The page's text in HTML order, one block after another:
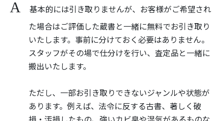
基本的には引き取りませんが、お客様がご希望され
た場合はご評価した蔵書と一緒に無料でお引き取り
いたします。事前に分けておく必要はありません。
スタッフがその場で仕分けを行い、査定品と一緒に
搬出いたします。
ただし、一部お引き取りできないジャンルや状態が
あります。例えば、法令に反する古書、著しく破